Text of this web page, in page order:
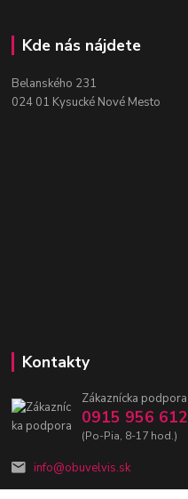
Kde nás nájdete
Belanského 231
024 01 Kysucké Nové Mesto
Kontakty
Zákaznícka podpora
0915 956 612
(Po-Pia, 8-17 hod.)
info@obuvelvis.sk